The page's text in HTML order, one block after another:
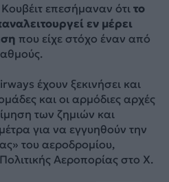
επεσήμαναν ότι το
εν μέρει
που είχε στόχο έναν από
έχουν ξεκινήσει και
και οι αρμόδιες αρχές
των ζημιών και
για να εγγυηθούν την
του αεροδρομίου,
Αεροπορίας στο Χ.